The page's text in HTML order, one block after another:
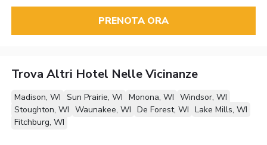
PRENOTA ORA
Trova Altri Hotel Nelle Vicinanze
Madison, WI Sun Prairie, WI Monona, WI Windsor, WI
Stoughton, WI Waunakee, WI De Forest, WI Lake Mills, WI
Fitchburg, WI